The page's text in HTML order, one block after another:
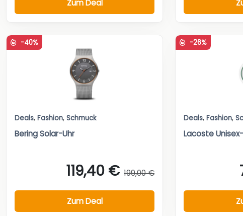
Zum Deal
-40%
Deals, Fashion, Schmuck
Bering Solar-Uhr
119,40 € 199,00 €
Zum Deal
-26%
Deals, Fashion,
Lacoste